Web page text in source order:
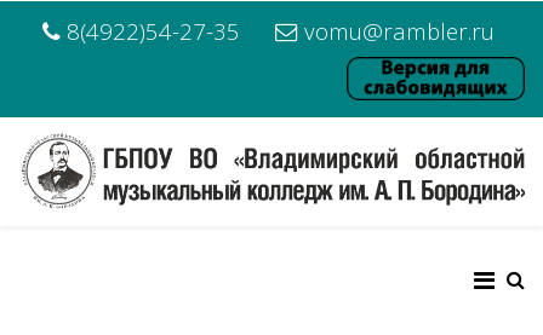
8(4922)54-27-35 vomu@rambler.ru